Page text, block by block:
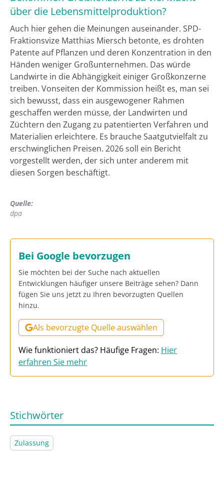
über die Lebensmittelproduktion?
Auch hier gehen die Meinungen auseinander. SPD-
Fraktionsvize Matthias Miersch betonte, es drohten
Patente auf Pflanzen und deren Konzentration in den
Händen weniger Großunternehmen. Das würde
Landwirte in die Abhängigkeit einiger Großkonzerne
treiben. Vonseiten der Kommission heißt es, man sei
sich bewusst, dass ein ausgewogener Rahmen
geschaffen werden müsse, der Landwirten und
Züchtern den Zugang zu patentierten Verfahren und
Materialien erleichtere. Es brauche Saatgutvielfalt zu
erschwinglichen Preisen. 2026 soll ein Bericht
vorgestellt werden, der sich unter anderem mit
diesen Sorgen beschäftigt.
Quelle:
dpa
Bei Google bevorzugen
Sie möchten bei der Suche nach aktuellen
Entwicklungen häufiger unsere Beiträge sehen? Dann
fügen Sie uns jetzt zu Ihren bevorzugten Quellen
hinzu.
Als bevorzugte Quelle auswählen
Wie funktioniert das? Häufige Fragen: Hier
erfahren Sie mehr
Stichwörter
Zulassung